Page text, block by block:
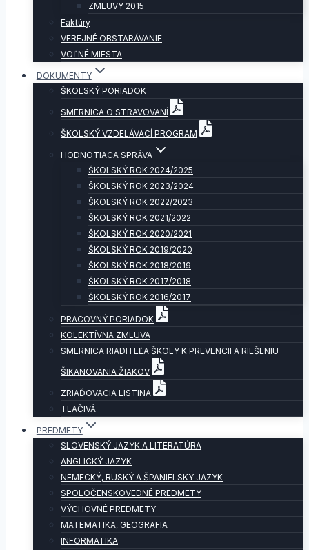
ZMLUVY 2015
Faktúry
VEREJNÉ OBSTARÁVANIE
VOĽNÉ MIESTA
DOKUMENTY
ŠKOLSKÝ PORIADOK
SMERNICA O STRAVOVANÍ
ŠKOLSKÝ VZDELÁVACÍ PROGRAM
HODNOTIACA SPRÁVA
ŠKOLSKÝ ROK 2024/2025
ŠKOLSKÝ ROK 2023/2024
ŠKOLSKÝ ROK 2022/2023
ŠKOLSKÝ ROK 2021/2022
ŠKOLSKÝ ROK 2020/2021
ŠKOLSKÝ ROK 2019/2020
ŠKOLSKÝ ROK 2018/2019
ŠKOLSKÝ ROK 2017/2018
ŠKOLSKÝ ROK 2016/2017
PRACOVNÝ PORIADOK
KOLEKTÍVNA ZMLUVA
SMERNICA RIADITEĽA ŠKOLY K PREVENCII A RIEŠENIU
ŠIKANOVANIA ŽIAKOV
ZRIAĎOVACIA LISTINA
TLAČIVÁ
PREDMETY
SLOVENSKÝ JAZYK A LITERATÚRA
ANGLICKÝ JAZYK
NEMECKÝ, RUSKÝ A ŠPANIELSKY JAZYK
SPOLOČENSKOVEDNÉ PREDMETY
VÝCHOVNÉ PREDMETY
MATEMATIKA, GEOGRAFIA
INFORMATIKA